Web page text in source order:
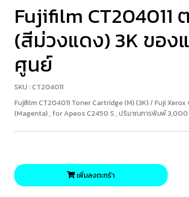
Fujifilm CT204011
(สีม่วงแดง) 3K ของ
ศูนย์
SKU : CT204011
Fujifilm CT204011 Toner Cartridge (M) (3K) / Fuji
(Magenta) , for Apeos C2450 S , ปริมาณการพิมพ์
เพิ่มลงตะกร้า